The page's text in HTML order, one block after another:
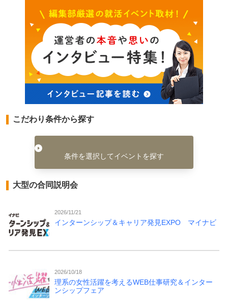
こだわり条件から探す
条件を選択してイベントを探す
大型の合同説明会
2026/11/21
インターンシップ＆キャリア発見EXPO マイナビ
2026/10/18
理系の女性活躍を考えるWEB仕事研究＆インター
ンシップフェア